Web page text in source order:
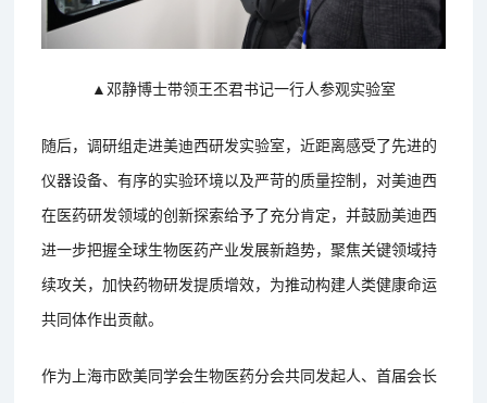
▲邓静博士带领王丕君书记一行人参观实验室
随后，调研组走进美迪西研发实验室，近距离感受了先进的
仪器设备、有序的实验环境以及严苛的质量控制，对美迪西
在医药研发领域的创新探索给予了充分肯定，并鼓励美迪西
进一步把握全球生物医药产业发展新趋势，聚焦关键领域持
续攻关，加快药物研发提质增效，为推动构建人类健康命运
共同体作出贡献。
作为上海市欧美同学会生物医药分会共同发起人、首届会长